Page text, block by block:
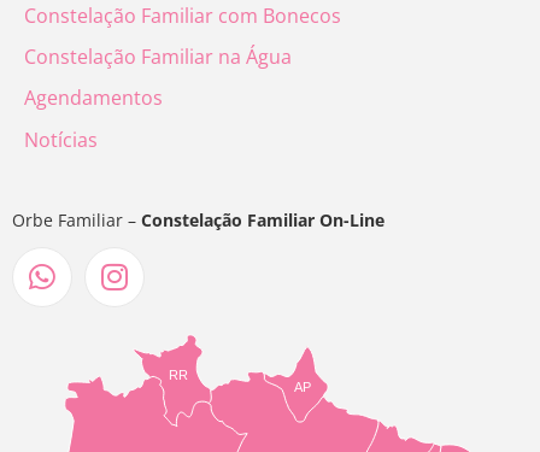
Constelação Familiar com Bonecos
Constelação Familiar na Água
Agendamentos
Notícias
Orbe Familiar – Constelação Familiar On-Line
AP
RR